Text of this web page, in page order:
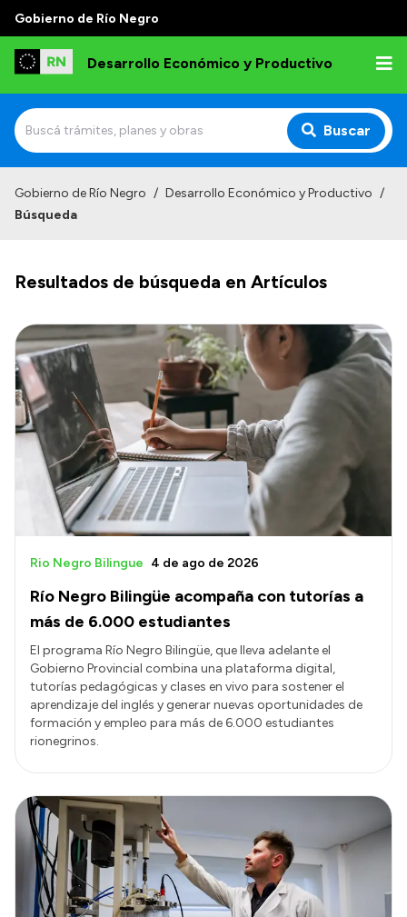
Gobierno de Río Negro
Desarrollo Económico y Productivo
Buscar
Delegaciones
Normativa
Transparencia
Presupuesto
Boletín Oficial
Compras y licitaciones
Consulta de expedientes
Consulta de pago a proveedores
Convocatorias
Intranet
Login
Gobierno de Río Negro / Desarrollo Económico y Productivo /
Búsqueda
Resultados de búsqueda en Artículos
Río Negro Bilingüe acompaña con tutorías a
más de 6.000 estudiantes
Rio Negro Bilingue 4 de ago de 2026
El programa Río Negro Bilingüe, que lleva adelante el
Gobierno Provincial combina una plataforma digital,
tutorías pedagógicas y clases en vivo para sostener el
aprendizaje del inglés y generar nuevas oportunidades de
formación y empleo para más de 6.000 estudiantes
rionegrinos.